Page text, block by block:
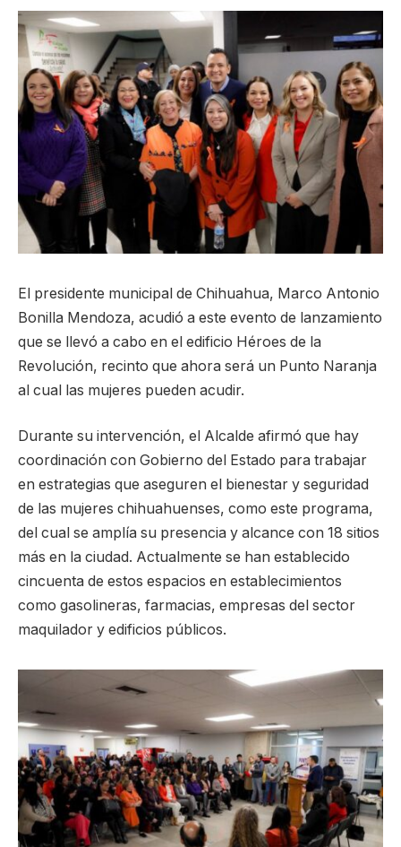
El presidente municipal de Chihuahua, Marco Antonio
Bonilla Mendoza, acudió a este evento de lanzamiento
que se llevó a cabo en el edificio Héroes de la
Revolución, recinto que ahora será un Punto Naranja
al cual las mujeres pueden acudir.
Durante su intervención, el Alcalde afirmó que hay
coordinación con Gobierno del Estado para trabajar
en estrategias que aseguren el bienestar y seguridad
de las mujeres chihuahuenses, como este programa,
del cual se amplía su presencia y alcance con 18 sitios
más en la ciudad. Actualmente se han establecido
cincuenta de estos espacios en establecimientos
como gasolineras, farmacias, empresas del sector
maquilador y edificios públicos.